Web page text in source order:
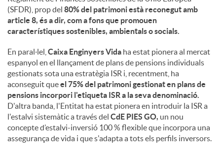
(SFDR), prop del 80% del patrimoni està reconegut amb
article 8, és a dir, com a fons que promouen
característiques sostenibles, ambientals o socials.
En paral·lel, Caixa Enginyers Vida ha estat pionera al mercat
espanyol en el llançament de plans de pensions individuals
gestionats sota una estratègia ISR i, recentment, ha
aconseguit queel 75% del patrimoni gestionat en plans de
pensions incorpori l'etiqueta ISR a la seva denominació.
D'altra banda, l'Entitat ha estat pionera en introduir la ISR a
l'estalvi sistemàtic a través del CdE PIES GO, un nou
concepte d’estalvi-inversió 100 % flexible que incorpora una
assegurança de vida i que s'adapta a tots els perfils inversors.